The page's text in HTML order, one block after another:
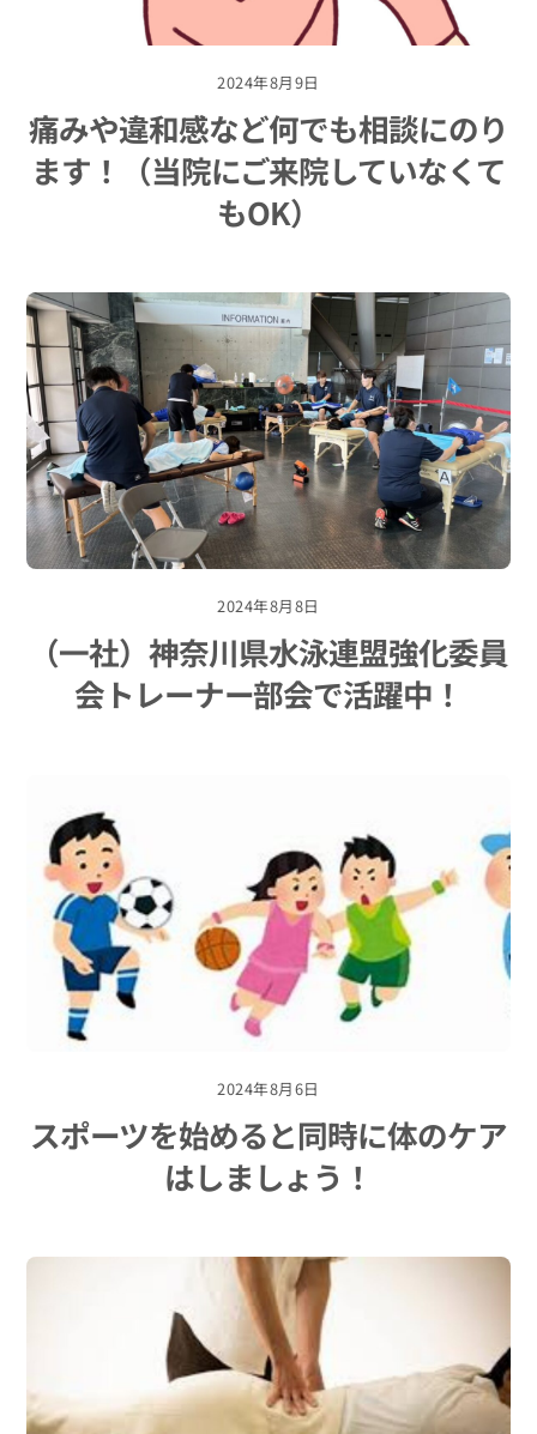
2024年8月9日
痛みや違和感など何でも相談にのり
ます！（当院にご来院していなくて
もOK）
2024年8月8日
（一社）神奈川県水泳連盟強化委員
会トレーナー部会で活躍中！
2024年8月6日
スポーツを始めると同時に体のケア
はしましょう！